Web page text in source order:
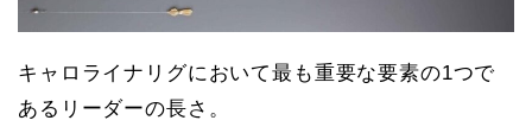
キャロライナリグにおいて最も重要な要素の1つで
あるリーダーの長さ。